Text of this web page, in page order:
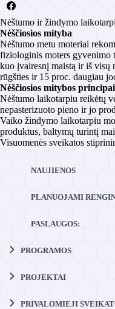
Nėštumo ir žindymo
Nėščiosios mityba
Nėštumo metu moteriai
fiziologinis moters gyvenimo
kuo įvairesnį maistą ir iš visų
rūgšties ir 15 proc. daugiau
Nėščiosios mitybos principai
Nėštumo laikotarpiu reikėtų
nepasterizuoto pieno ir jo
Vaiko žindymo laikotarpiu
produktus, baltymų turintį
Visuomenės sveikatos
NAUJIENOS
PLANUOJAMI
PASLAUGOS:
PROGRAMOS
PROJEKTAI
PRIVALOMIEJI